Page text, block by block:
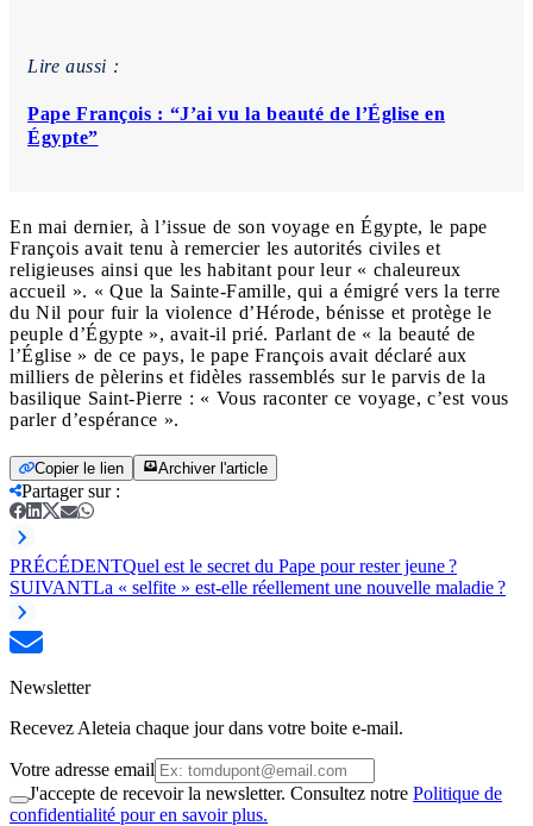
Lire aussi :
Pape François : “J’ai vu la beauté de l’Église en
Égypte”
En mai dernier, à l’issue de son voyage en Égypte, le pape
François avait tenu à remercier les autorités civiles et
religieuses ainsi que les habitant pour leur « chaleureux
accueil ». « Que la Sainte-Famille, qui a émigré vers la terre
du Nil pour fuir la violence d’Hérode, bénisse et protège le
peuple d’Égypte », avait-il prié. Parlant de « la beauté de
l’Église » de ce pays, le pape François avait déclaré aux
milliers de pèlerins et fidèles rassemblés sur le parvis de la
basilique Saint-Pierre : « Vous raconter ce voyage, c’est vous
parler d’espérance ».
Copier le lien Archiver l'article
Partager sur:
PRÉCÉDENTQuel est le secret du Pape pour rester jeune ?
SUIVANTLa « selfite » est-elle réellement une nouvelle maladie ?
Newsletter
Recevez Aleteia chaque jour dans votre boite e-mail.
Votre adresse email
J'accepte de recevoir la newsletter. Consultez notre Politique de
confidentialité pour en savoir plus.